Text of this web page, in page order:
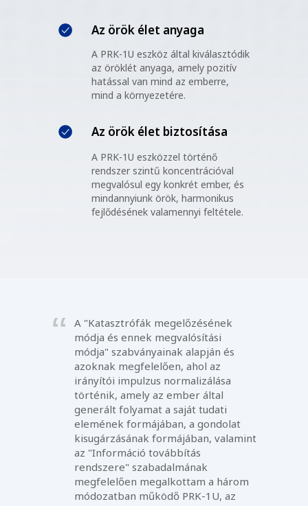
Az örök élet anyaga
Az örök élet biztosítása
A PRK-1U eszköz által kiválasztódik
az öröklét anyaga, amely pozitív
hatással van mind az emberre,
mind a környezetére.
A PRK-1U eszközzel történő
rendszer szintű koncentrációval
megvalósul egy konkrét ember, és
mindannyiunk örök, harmonikus
fejlődésének valamennyi feltétele.
A "Katasztrófák megelőzésének
módja és ennek megvalósítási
módja" szabványainak alapján és
azoknak megfelelően, ahol az
irányítói impulzus normalizálása
történik, amely az ember által
generált folyamat a saját tudati
elemének formájában, a gondolat
kisugárzásának formájában, valamint
az "Információ továbbítás
rendszere" szabadalmának
megfelelően megalkottam a három
módozatban működő PRK-1U, az